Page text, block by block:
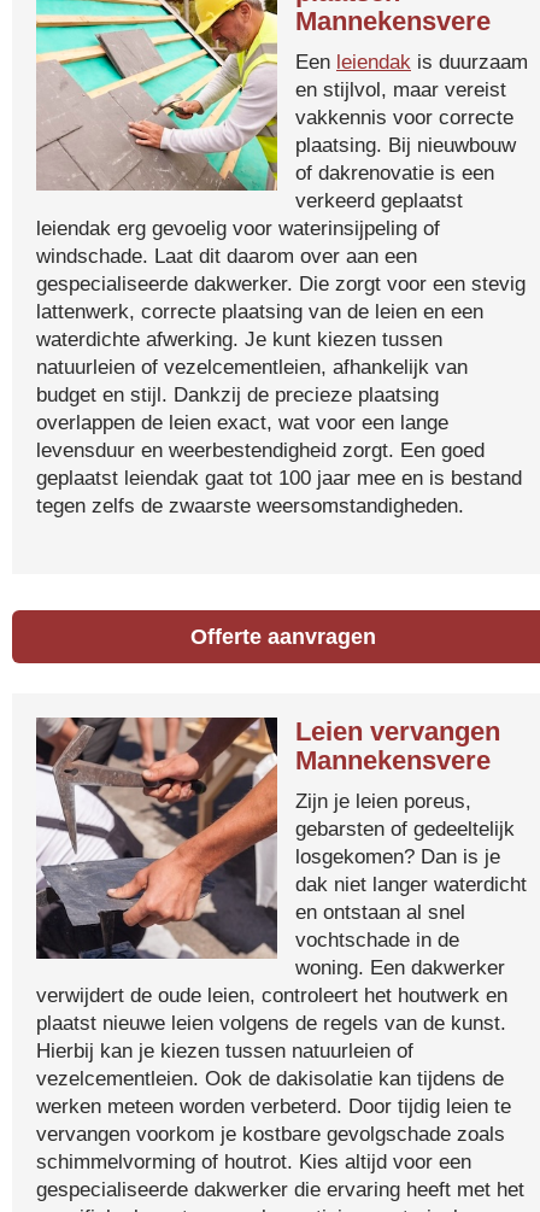
Mannekensvere
Een leiendak is duurzaam
en stijlvol, maar vereist
vakkennis voor correcte
plaatsing. Bij nieuwbouw
of dakrenovatie is een
verkeerd geplaatst
leiendak erg gevoelig voor waterinsijpeling of
windschade. Laat dit daarom over aan een
gespecialiseerde dakwerker. Die zorgt voor een stevig
lattenwerk, correcte plaatsing van de leien en een
waterdichte afwerking. Je kunt kiezen tussen
natuurleien of vezelcementleien, afhankelijk van
budget en stijl. Dankzij de precieze plaatsing
overlappen de leien exact, wat voor een lange
levensduur en weerbestendigheid zorgt. Een goed
geplaatst leiendak gaat tot 100 jaar mee en is bestand
tegen zelfs de zwaarste weersomstandigheden.
Offerte aanvragen
Leien vervangen
Mannekensvere
Zijn je leien poreus,
gebarsten of gedeeltelijk
losgekomen? Dan is je
dak niet langer waterdicht
en ontstaan al snel
vochtschade in de
woning. Een dakwerker
verwijdert de oude leien, controleert het houtwerk en
plaatst nieuwe leien volgens de regels van de kunst.
Hierbij kan je kiezen tussen natuurleien of
vezelcementleien. Ook de dakisolatie kan tijdens de
werken meteen worden verbeterd. Door tijdig leien te
vervangen voorkom je kostbare gevolgschade zoals
schimmelvorming of houtrot. Kies altijd voor een
gespecialiseerde dakwerker die ervaring heeft met het